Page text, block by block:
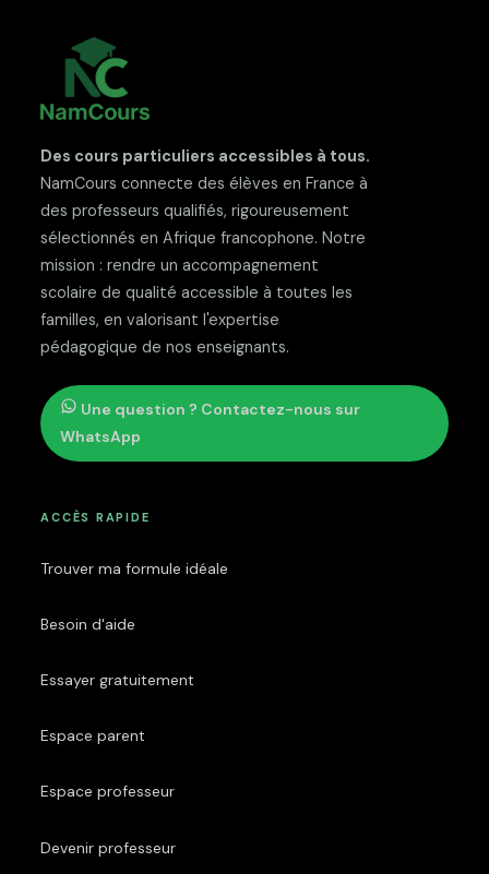
Des cours particuliers accessibles à tous.
NamCours connecte des élèves en France à
des professeurs qualifiés, rigoureusement
sélectionnés en Afrique francophone. Notre
mission : rendre un accompagnement
scolaire de qualité accessible à toutes les
familles, en valorisant l'expertise
pédagogique de nos enseignants.
Une question ? Contactez-nous sur
WhatsApp
ACCÈS RAPIDE
Trouver ma formule idéale
Besoin d'aide
Essayer gratuitement
Espace parent
Espace professeur
Devenir professeur